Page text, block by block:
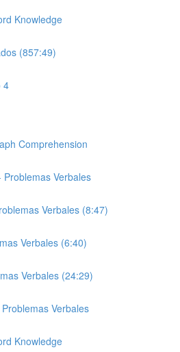
Knowledge
(857:49)
4
Comprehension
Problemas Verbales
Verbales (8:47)
Verbales (6:40)
Verbales (24:29)
Verbales
Knowledge